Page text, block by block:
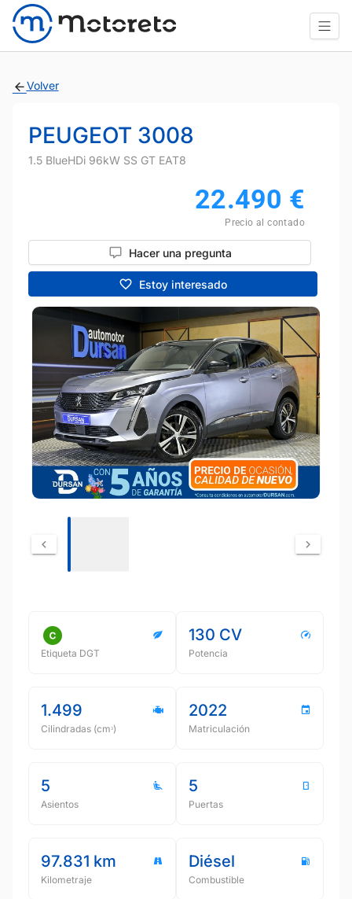
Volver
PEUGEOT 3008
1.5 BlueHDi 96kW SS GT EAT8
22.490 €
Precio al contado
Hacer una pregunta
Estoy interesado
Etiqueta DGT
130 CV
Potencia
1.499
Cilindradas (cmᵌ)
2022
Matriculación
5
Asientos
5
Puertas
97.831 km
Kilometraje
Diésel
Combustible